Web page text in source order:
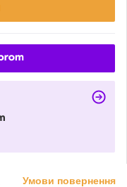
Умови повернення